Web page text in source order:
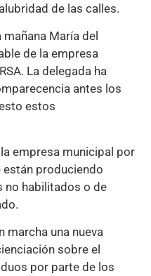
de las calles.
María del
de la empresa
La delegada ha
antes los
estos
empresa municipal por
están produciendo
no habilitados o de
marcha una nueva
sobre el
por parte de los